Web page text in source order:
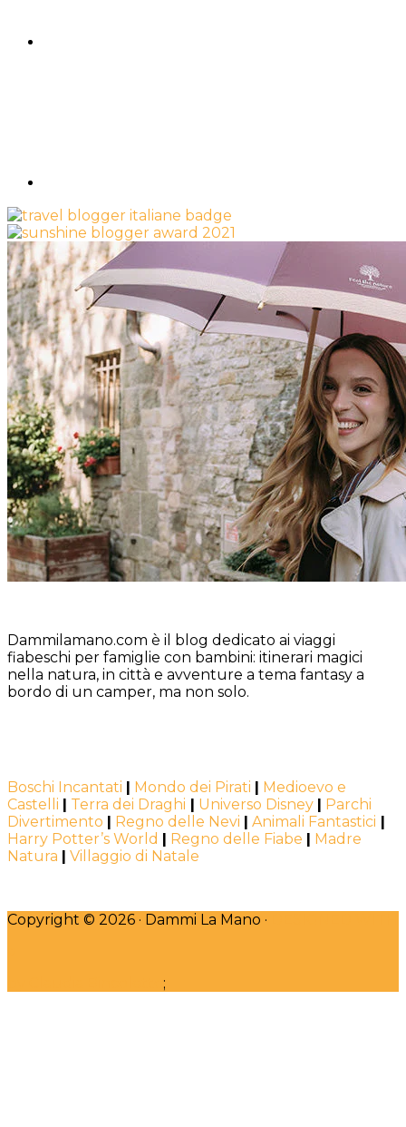
Dammilamano.com è il blog dedicato ai viaggi
fiabeschi per famiglie con bambini: itinerari magici
nella natura, in città e avventure a tema fantasy a
bordo di un camper, ma non solo.
Boschi Incantati | Mondo dei Pirati | Medioevo e
Castelli | Terra dei Draghi | Universo Disney | Parchi
Divertimento | Regno delle Nevi | Animali Fantastici |
Harry Potter’s World | Regno delle Fiabe | Madre
Natura | Villaggio di Natale
Copyright © 2026 · Dammi La Mano ·
;